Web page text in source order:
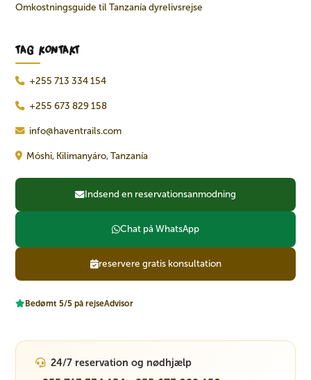
Omkostningsguide til Tanzanía dyrelivsrejse
TAG KONTAKT
+255 713 334 154
+255 673 829 158
info@haventrails.com
Móshi, Kilimanyáro, Tanzanía
Indsend en reservationsanmodning
Chat på WhatsApp
reservere gratis konsultation
Bedømt 5/5 på rejseAdvisor
24/7 reservation og nødhjælp